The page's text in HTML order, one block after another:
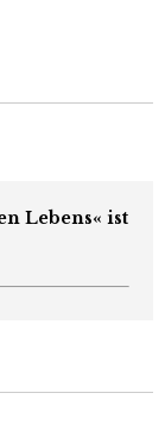
Lebens« ist